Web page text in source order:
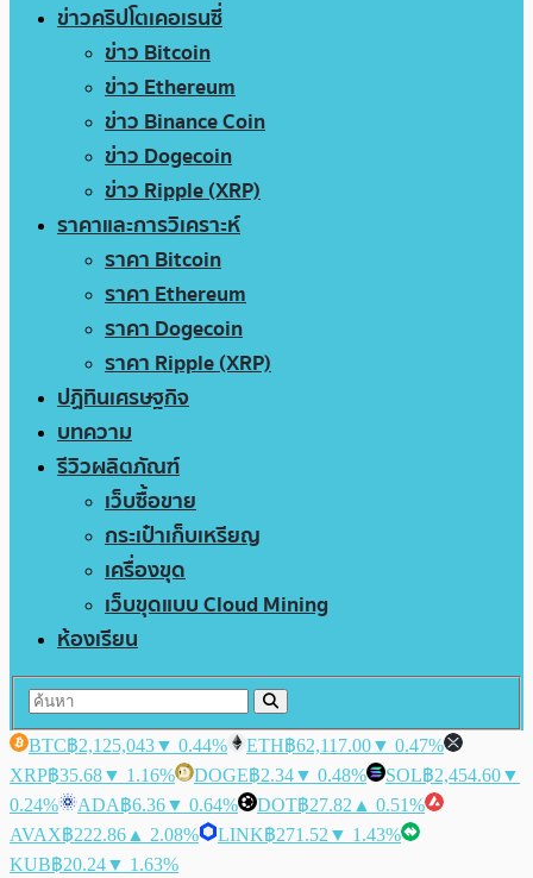
ข่าวคริปโตเคอเรนซี่
ข่าว Bitcoin
ข่าว Ethereum
ข่าว Binance Coin
ข่าว Dogecoin
ข่าว Ripple (XRP)
ราคาและการวิเคราะห์
ราคา Bitcoin
ราคา Ethereum
ราคา Dogecoin
ราคา Ripple (XRP)
ปฏิทินเศรษฐกิจ
บทความ
รีวิวผลิตภัณฑ์
เว็บซื้อขาย
กระเป๋าเก็บเหรียญ
เครื่องขุด
เว็บขุดแบบ Cloud Mining
ห้องเรียน
BTC฿2,125,043▼ 0.44% ETH฿62,117.00▼ 0.47%
XRP฿35.68▼ 1.16% DOGE฿2.34▼ 0.48% SOL฿2,454.60▼
0.24%
ADA฿6.36▼ 0.64% DOT฿27.82 ▲ 0.51%
AVAX฿222.86 ▲ 2.08% LINK฿271.52 ▼ 1.43%
KUB฿20.24▼ 1.63%